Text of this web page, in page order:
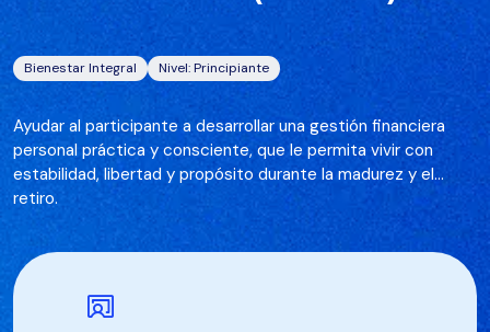
Bienestar Integral Nivel: Principiante
Ayudar al participante a desarrollar una gestión financiera
personal práctica y consciente, que le permita vivir con
estabilidad, libertad y propósito durante la madurez y el
retiro.